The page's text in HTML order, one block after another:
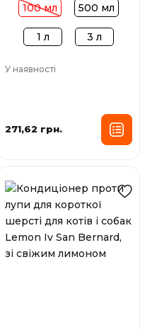
100 мл 500 мл
1 л 3 л
У наявності
271,62 грн.